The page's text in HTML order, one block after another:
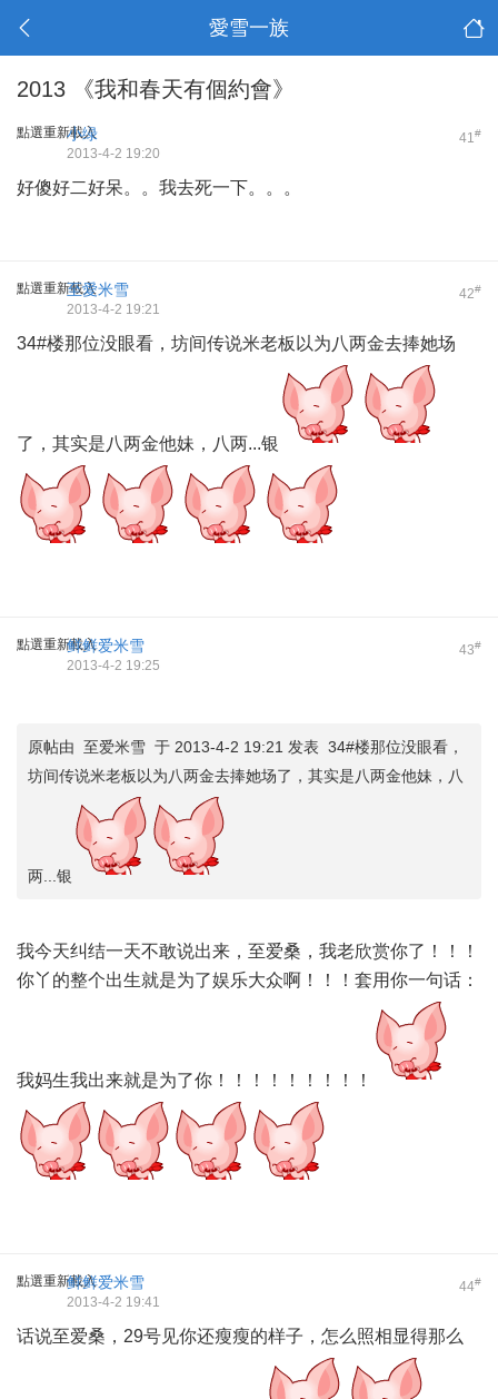
愛雪一族
2013 《我和春天有個約會》
點選重新載入 41#
小绿
2013-4-2 19:20
好傻好二好呆。。我去死一下。。。
點選重新載入 42#
至愛米雪
2013-4-2 19:21
34#楼那位没眼看，坊间传说米老板以为八两金去捧她场
了，其实是八两金他妹，八两...银
點選重新載入 43#
鲜鲜爱米雪
2013-4-2 19:25
原帖由 至爱米雪 于 2013-4-2 19:21 发表 34#楼那位没眼看，
坊间传说米老板以为八两金去捧她场了，其实是八两金他妹，八
两...银
我今天纠结一天不敢说出来，至爱桑，我老欣赏你了！！！
你丫的整个出生就是为了娱乐大众啊！！！套用你一句话：
我妈生我出来就是为了你！！！！！！！！！
點選重新載入 44#
鲜鲜爱米雪
2013-4-2 19:41
话说至爱桑，29号见你还瘦瘦的样子，怎么照相显得那么